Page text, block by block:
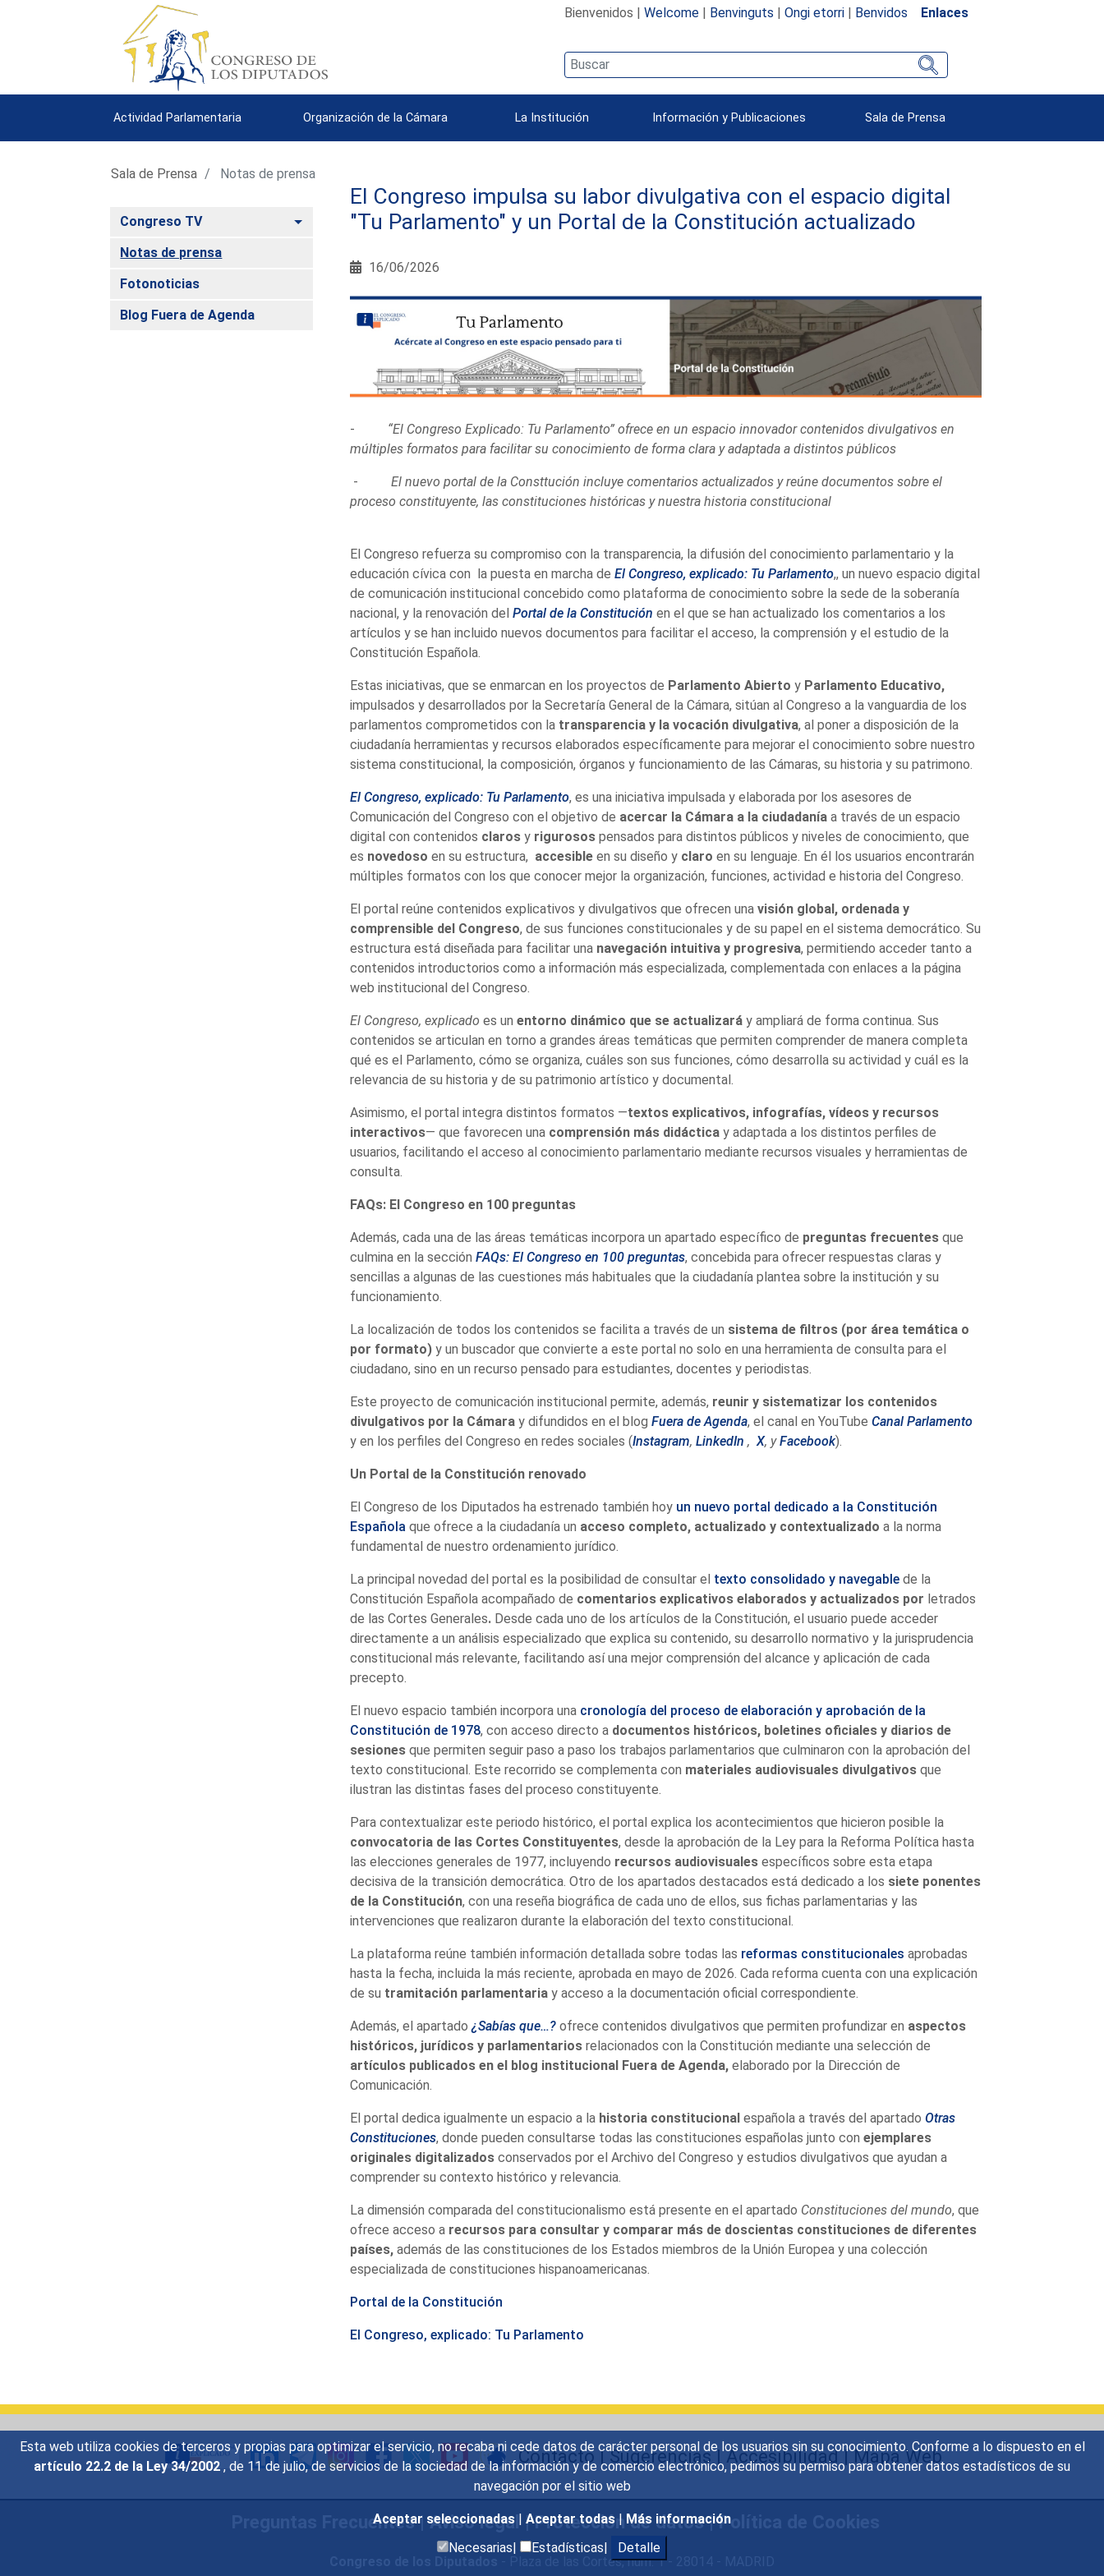
Esta web utiliza cookies de terceros y propias para optimizar el servicio, no recaba ni cede datos de carácter personal de los usuarios sin su conocimiento. Conforme a lo dispuesto en el
artículo 22.2 de la Ley 34/2002 , de 11 de julio, de servicios de la sociedad de la información y de comercio electrónico, pedimos su permiso para obtener datos estadísticos de su
navegación por el sitio web
Aceptar seleccionadas | Aceptar todas | Más información
Necesarias|
Estadísticas| Detalle
Bienvenidos | Welcome| Benvinguts | Ongi etorri| Benvidos Enlaces
Actividad Parlamentaria Organización de la Cámara La Institución Información y Publicaciones Sala de Prensa
Sala de Prensa Notas de prensa
Congreso TV Alternar
Notas de prensa
Fotonoticias
Blog Fuera de Agenda
El Congreso impulsa su labor divulgativa con el espacio digital
"Tu Parlamento" y un Portal de la Constitución actualizado
16/06/2026
- “El Congreso Explicado: Tu Parlamento” ofrece en un espacio innovador contenidos divulgativos en
múltiples formatos para facilitar su conocimiento de forma clara y adaptada a distintos públicos
- El nuevo portal de la Consttución incluye comentarios actualizados y reúne documentos sobre el
proceso constituyente, las constituciones históricas y nuestra historia constitucional
El Congreso refuerza su compromiso con la transparencia, la difusión del conocimiento parlamentario y la
educación cívica con la puesta en marcha de El Congreso, explicado: Tu Parlamento,, un nuevo espacio digital
de comunicación institucional concebido como plataforma de conocimiento sobre la sede de la soberanía
nacional, y la renovación del Portal de la Constitución en el que se han actualizado los comentarios a los
artículos y se han incluido nuevos documentos para facilitar el acceso, la comprensión y el estudio de la
Constitución Española.
Estas iniciativas, que se enmarcan en los proyectos de Parlamento Abierto y Parlamento Educativo,
impulsados y desarrollados por la Secretaría General de la Cámara, sitúan al Congreso a la vanguardia de los
parlamentos comprometidos con la transparencia y la vocación divulgativa, al poner a disposición de la
ciudadanía herramientas y recursos elaborados específicamente para mejorar el conocimiento sobre nuestro
sistema constitucional, la composición, órganos y funcionamiento de las Cámaras, su historia y su patrimono.
El Congreso, explicado: Tu Parlamento, es una iniciativa impulsada y elaborada por los asesores de
Comunicación del Congreso con el objetivo de acercar la Cámara a la ciudadaníaa través de un espacio
digital con contenidos claros y rigurosos pensados para distintos públicos y niveles de conocimiento, que
es novedoso en su estructura, accesibleen su diseño y claro en su lenguaje. En él los usuarios encontrarán
múltiples formatos con los que conocer mejor la organización, funciones, actividad e historia del Congreso.
El portal reúne contenidos explicativos y divulgativos que ofrecen una visión global, ordenada y
comprensible del Congreso, de sus funciones constitucionales y de su papel en el sistema democrático. Su
estructura está diseñada para facilitar una navegación intuitiva y progresiva, permitiendo acceder tanto a
contenidos introductorios como a información más especializada, complementada con enlaces a la página
web institucional del Congreso.
El Congreso, explicado es un entorno dinámico que se actualizaráy ampliará de forma continua. Sus
contenidos se articulan en torno a grandes áreas temáticas que permiten comprender de manera completa
qué es el Parlamento, cómo se organiza, cuáles son sus funciones, cómo desarrolla su actividad y cuál es la
relevancia de su historia y de su patrimonio artístico y documental.
Asimismo, el portal integra distintos formatos —textos explicativos, infografías, vídeos y recursos
interactivos— que favorecen una comprensión más didácticay adaptada a los distintos perfiles de
usuarios, facilitando el acceso al conocimiento parlamentario mediante recursos visuales y herramientas de
consulta.
FAQs: El Congreso en 100 preguntas
Además, cada una de las áreas temáticas incorpora un apartado específico de preguntas frecuentesque
culmina en la sección FAQs: El Congreso en 100 preguntas, concebida para ofrecer respuestas claras y
sencillas a algunas de las cuestiones más habituales que la ciudadanía plantea sobre la institución y su
funcionamiento.
La localización de todos los contenidos se facilita a través de un sistema de filtros (por área temática o
por formato)y un buscador que convierte a este portal no solo en una herramienta de consulta para el
ciudadano, sino en un recurso pensado para estudiantes, docentes y periodistas.
Este proyecto de comunicación institucional permite, además, reunir y sistematizar los contenidos
divulgativos por la Cámaray difundidos en el blog Fuera de Agenda, el canal en YouTube Canal Parlamento
y en los perfiles del Congreso en redes sociales (Instagram, LinkedIn ,X, yFacebook).
Un Portal de la Constitución renovado
El Congreso de los Diputados ha estrenado también hoy un nuevo portal dedicado a la Constitución
Española que ofrece a la ciudadanía un acceso completo, actualizado y contextualizado a la norma
fundamental de nuestro ordenamiento jurídico.
La principal novedad del portal es la posibilidad de consultar el texto consolidado y navegablede la
Constitución Española acompañado de comentarios explicativos elaborados y actualizados por letrados
de las Cortes Generales.Desde cada uno de los artículos de la Constitución, el usuario puede acceder
directamente a un análisis especializado que explica su contenido, su desarrollo normativo y la jurisprudencia
constitucional más relevante, facilitando así una mejor comprensión del alcance y aplicación de cada
precepto.
El nuevo espacio también incorpora una cronología del proceso de elaboración y aprobación de la
Constitución de 1978, con acceso directo a documentos históricos, boletines oficiales y diarios de
sesionesque permiten seguir paso a paso los trabajos parlamentarios que culminaron con la aprobación del
texto constitucional. Este recorrido se complementa con materiales audiovisuales divulgativosque
ilustran las distintas fases del proceso constituyente.
Para contextualizar este periodo histórico, el portal explica los acontecimientos que hicieron posible la
convocatoria de las Cortes Constituyentes, desde la aprobación de la Ley para la Reforma Política hasta
las elecciones generales de 1977, incluyendo recursos audiovisualesespecíficos sobre esta etapa
decisiva de la transición democrática. Otro de los apartados destacados está dedicado a los siete ponentes
de la Constitución, con una reseña biográfica de cada uno de ellos, sus fichas parlamentarias y las
intervenciones que realizaron durante la elaboración del texto constitucional.
La plataforma reúne también información detallada sobre todas las reformas constitucionales aprobadas
hasta la fecha, incluida la más reciente, aprobada en mayo de 2026. Cada reforma cuenta con una explicación
de su tramitación parlamentariay acceso a la documentación oficial correspondiente.
Además, el apartado¿Sabías que…? ofrece contenidos divulgativos que permiten profundizar en aspectos
históricos, jurídicos y parlamentariosrelacionados con la Constitución mediante una selección de
artículos publicados en el blog institucional Fuera de Agenda, elaborado por la Dirección de
Comunicación.
El portal dedica igualmente un espacio a la historia constitucional española a través del apartado Otras
Constituciones, donde pueden consultarse todas las constituciones españolas junto con ejemplares
originales digitalizadosconservados por el Archivo del Congreso y estudios divulgativos que ayudan a
comprender su contexto histórico y relevancia.
La dimensión comparada del constitucionalismo está presente en el apartado Constituciones del mundo, que
ofrece acceso a recursos para consultar y comparar más de doscientas constituciones de diferentes
países,además de las constituciones de los Estados miembros de la Unión Europea y una colección
especializada de constituciones hispanoamericanas.
Portal de la Constitución
El Congreso, explicado: Tu Parlamento
Contacto |Sugerencias|Accesibilidad|Mapa Web
Preguntas Frecuentes|Aviso legal|Protección de datos|Política de Cookies
- Plaza de las Cortes, núm. 1 - 28014 - MADRID